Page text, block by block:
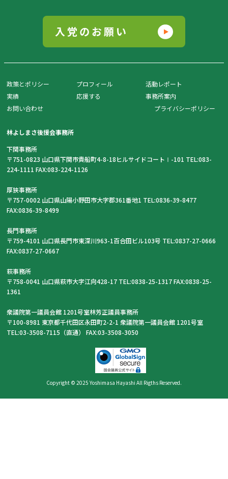
入党のお願い
政策とポリシー プロフィール
活動レポート
実績
応援する
事務所案内
お問い合わせ
プライバシーポリシー
Copyright © 2025 Yoshimasa Hayashi All Rigths Reserved.
林よしまさ後援会事務所
下関事務所
〒751-0823 山口県下関市貴船町4-8-18ヒルサイドコートⅠ-101 TEL:083-
224-1111 FAX:083-224-1126
厚狭事務所
〒757-0002 山口県山陽小野田市大字郡361番地1 TEL:0836-39-8477
FAX:0836-39-8499
長門事務所
〒759-4101 山口県長門市東深川963-1百合田ビル103号 TEL:0837-27-0666
FAX:0837-27-0667
萩事務所
〒758-0041 山口県萩市大字江向428-17 TEL:0838-25-1317 FAX:0838-25-
1361
衆議院第一議員会館 1201号室林芳正議員事務所
〒100-8981 東京都千代田区永田町2-2-1 衆議院第一議員会館 1201号室
TEL:03-3508-7115（直通） FAX:03-3508-3050